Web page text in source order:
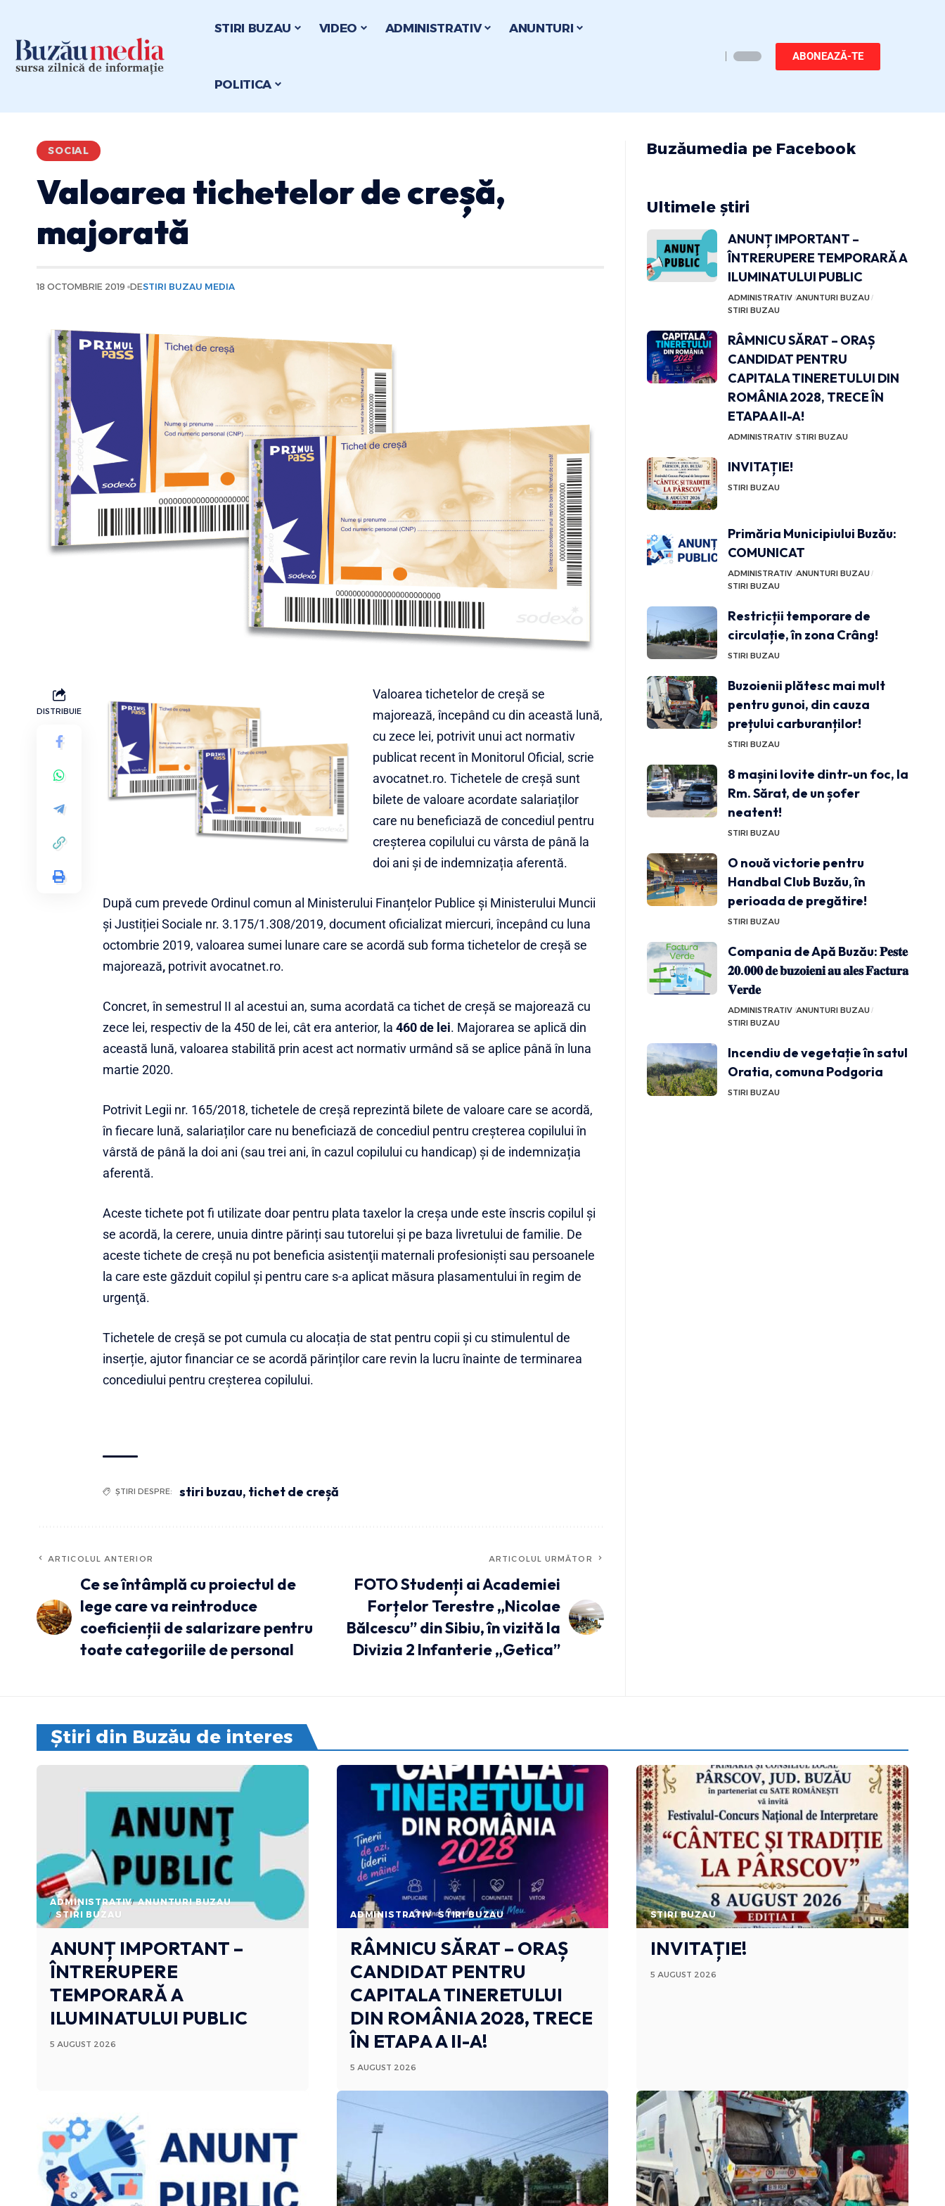
STIRI BUZAU VIDEO ADMINISTRATIV ANUNTURI
POLITICA
ABONEAZĂ-TE
SOCIAL
Valoarea tichetelor de creșă,
majorată
18 OCTOMBRIE 2019 DESTIRI BUZAU MEDIA
DISTRIBUIE
Valoarea tichetelor de creșă se
majorează, începând cu din această lună,
cu zece lei, potrivit unui act normativ
publicat recent în Monitorul Oficial, scrie
avocatnet.ro. Tichetele de creșă sunt
bilete de valoare acordate salariaților
care nu beneficiază de concediul pentru
creșterea copilului cu vârsta de până la
doi ani și de indemnizația aferentă.
După cum prevede Ordinul comun al Ministerului Finanțelor Publice și Ministerului Muncii
și Justiției Sociale nr. 3.175/1.308/2019, document oficializat miercuri, începând cu luna
octombrie 2019, valoarea sumei lunare care se acordă sub forma tichetelor de creșă se
majorează, potrivit avocatnet.ro.
Concret, în semestrul II al acestui an, suma acordată ca tichet de creșă se majorează cu
zece lei, respectiv de la 450 de lei, cât era anterior, la 460 de lei. Majorarea se aplică din
această lună, valoarea stabilită prin acest act normativ urmând să se aplice până în luna
martie 2020.
Potrivit Legii nr. 165/2018, tichetele de creșă reprezintă bilete de valoare care se acordă,
în fiecare lună, salariaților care nu beneficiază de concediul pentru creșterea copilului în
vârstă de până la doi ani (sau trei ani, în cazul copilului cu handicap) și de indemnizația
aferentă.
Aceste tichete pot fi utilizate doar pentru plata taxelor la creșa unde este înscris copilul și
se acordă, la cerere, unuia dintre părinți sau tutorelui și pe baza livretului de familie. De
aceste tichete de creșă nu pot beneficia asistenţii maternali profesionişti sau persoanele
la care este găzduit copilul şi pentru care s-a aplicat măsura plasamentului în regim de
urgenţă.
Tichetele de creșă se pot cumula cu alocația de stat pentru copii și cu stimulentul de
inserție, ajutor financiar ce se acordă părinților care revin la lucru înainte de terminarea
concediului pentru creșterea copilului.
ȘTIRI DESPRE: stiri buzau, tichet de creșă
ARTICOLUL ANTERIOR
Ce se întâmplă cu proiectul de
lege care va reintroduce
coeficienții de salarizare pentru
toate categoriile de personal
ARTICOLUL URMĂTOR
FOTO Studenți ai Academiei
Forțelor Terestre „Nicolae
Bălcescu” din Sibiu, în vizită la
Divizia 2 Infanterie „Getica”
Buzăumedia pe Facebook
Ultimele știri
ANUNȚ IMPORTANT –
ÎNTRERUPERE TEMPORARĂ A
ILUMINATULUI PUBLIC
ADMINISTRATIV ANUNTURI BUZAU
STIRI BUZAU
RÂMNICU SĂRAT – ORAȘ
CANDIDAT PENTRU
CAPITALA TINERETULUI DIN
ROMÂNIA 2028, TRECE ÎN
ETAPA A II-A!
ADMINISTRATIV STIRI BUZAU
INVITAȚIE!
STIRI BUZAU
Primăria Municipiului Buzău:
COMUNICAT
ADMINISTRATIV ANUNTURI BUZAU
STIRI BUZAU
Restricții temporare de
circulație, în zona Crâng!
STIRI BUZAU
Buzoienii plătesc mai mult
pentru gunoi, din cauza
prețului carburanților!
STIRI BUZAU
8 mașini lovite dintr-un foc, la
Rm. Sărat, de un șofer
neatent!
STIRI BUZAU
O nouă victorie pentru
Handbal Club Buzău, în
perioada de pregătire!
STIRI BUZAU
Compania de Apă Buzău: 𝐏𝐞𝐬𝐭𝐞
𝟐𝟎.𝟎𝟎𝟎 𝐝𝐞 𝐛𝐮𝐳𝐨𝐢𝐞𝐧𝐢 𝐚𝐮 𝐚𝐥𝐞𝐬 𝐅𝐚𝐜𝐭𝐮𝐫𝐚
𝐕𝐞𝐫𝐝𝐞
ADMINISTRATIV ANUNTURI BUZAU
STIRI BUZAU
Incendiu de vegetație în satul
Oratia, comuna Podgoria
STIRI BUZAU
Știri din Buzău de interes
ADMINISTRATIV ANUNTURI BUZAU
STIRI BUZAU
ANUNȚ IMPORTANT –
ÎNTRERUPERE
TEMPORARĂ A
ILUMINATULUI PUBLIC
5 AUGUST 2026
ADMINISTRATIV STIRI BUZAU
RÂMNICU SĂRAT – ORAȘ
CANDIDAT PENTRU
CAPITALA TINERETULUI
DIN ROMÂNIA 2028, TRECE
ÎN ETAPA A II-A!
5 AUGUST 2026
STIRI BUZAU
INVITAȚIE!
5 AUGUST 2026